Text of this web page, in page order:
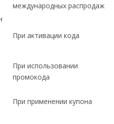
международных распродаж
При активации кода
При использовании
промокода
При применении купона